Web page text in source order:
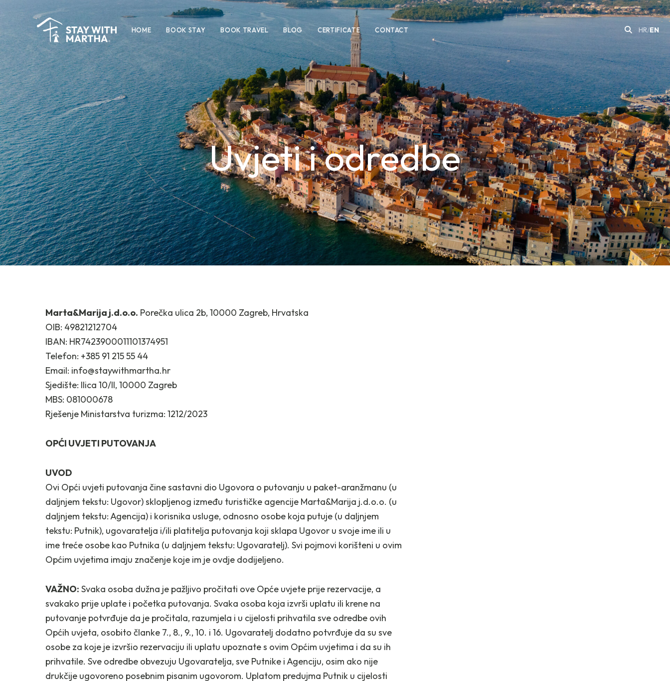
HOME BOOK STAY BOOK TRAVEL BLOG CERTIFICATE CONTACT HR/EN
Uvjeti i odredbe
Marta&Marija j.d.o.o. Porečka ulica 2b, 10000 Zagreb, Hrvatska
OIB: 49821212704
IBAN: HR7423900011101374951
Telefon: +385 91 215 55 44
Email: info@staywithmartha.hr
Sjedište: Ilica 10/II, 10000 Zagreb
MBS: 081000678
Rješenje Ministarstva turizma: 1212/2023
OPĆI UVJETI PUTOVANJA
UVOD
Ovi Opći uvjeti putovanja čine sastavni dio Ugovora o putovanju u paket-aranžmanu (u
daljnjem tekstu: Ugovor) sklopljenog između turističke agencije Marta&Marija j.d.o.o. (u
daljnjem tekstu: Agencija) i korisnika usluge, odnosno osobe koja putuje (u daljnjem
tekstu: Putnik), ugovaratelja i/ili platitelja putovanja koji sklapa Ugovor u svoje ime ili u
ime treće osobe kao Putnika (u daljnjem tekstu: Ugovaratelj). Svi pojmovi korišteni u ovim
Općim uvjetima imaju značenje koje im je ovdje dodijeljeno.
VAŽNO: Svaka osoba dužna je pažljivo pročitati ove Opće uvjete prije rezervacije, a
svakako prije uplate i početka putovanja. Svaka osoba koja izvrši uplatu ili krene na
putovanje potvrđuje da je pročitala, razumjela i u cijelosti prihvatila sve odredbe ovih
Općih uvjeta, osobito članke 7., 8., 9., 10. i 16. Ugovaratelj dodatno potvrđuje da su sve
osobe za koje je izvršio rezervaciju ili uplatu upoznate s ovim Općim uvjetima i da su ih
prihvatile. Sve odredbe obvezuju Ugovaratelja, sve Putnike i Agenciju, osim ako nije
drukčije ugovoreno posebnim pisanim ugovorom. Uplatom predujma Putnik u cijelosti